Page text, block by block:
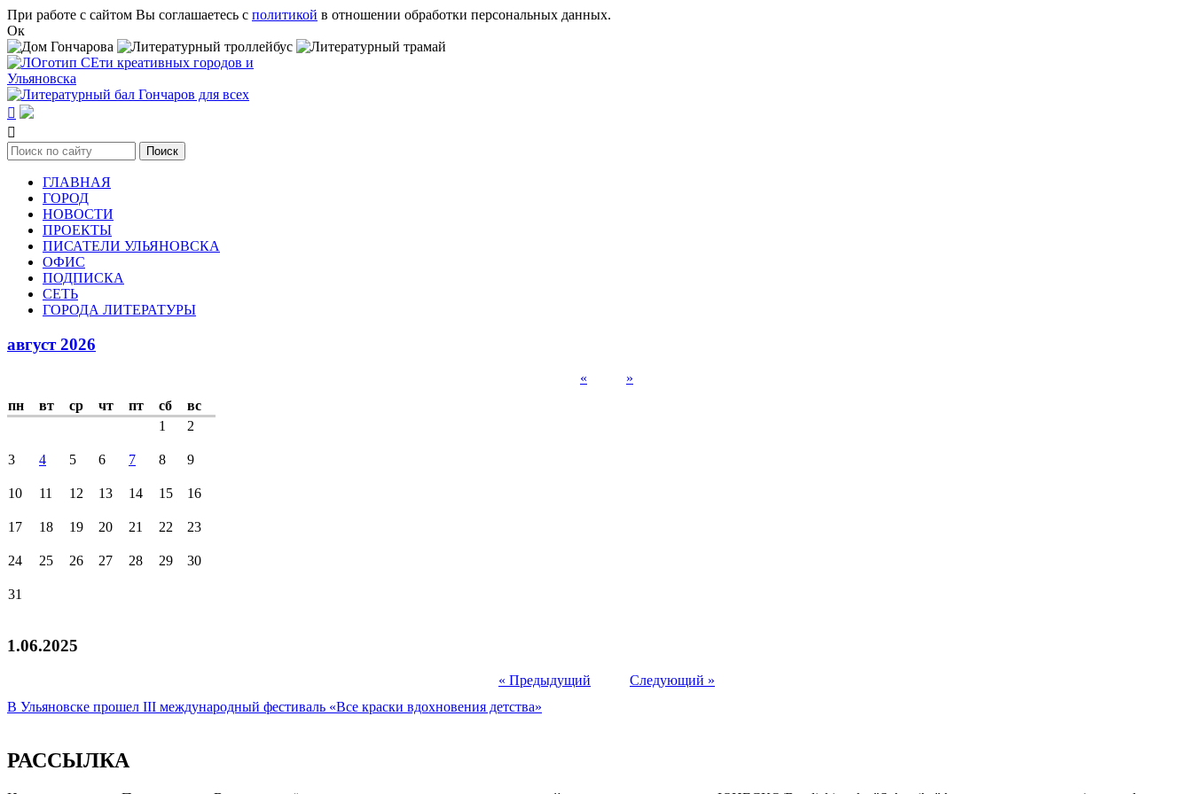
Перейти к основному содержанию
При работе с сайтом Вы соглашаетесь с политикой в отношении обработки персональных данных.
Ок


Поиск
ГЛАВНАЯ
ГОРОД
НОВОСТИ
ПРОЕКТЫ
ПИСАТЕЛИ УЛЬЯНОВСКА
ОФИС
ПОДПИСКА
СЕТЬ
ГОРОДА ЛИТЕРАТУРЫ
август 2026
«
»
пн
вт ср чт пт сб
вс
1
2
3 4 5 6 7 8 9
10 11 12 13 14 15 16
17 18 19 20 21 22 23
24 25 26 27 28 29 30
31
1.06.2025
« Предыдущий
Следующий »
В Ульяновске прошел III международный фестиваль «Все краски вдохновения детства»
РАССЫЛКА